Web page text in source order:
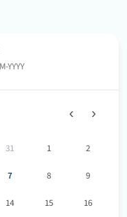
‹ ›
31 1 2
7 8 9
14 15 16